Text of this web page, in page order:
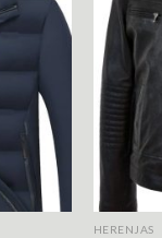
HERENJAS